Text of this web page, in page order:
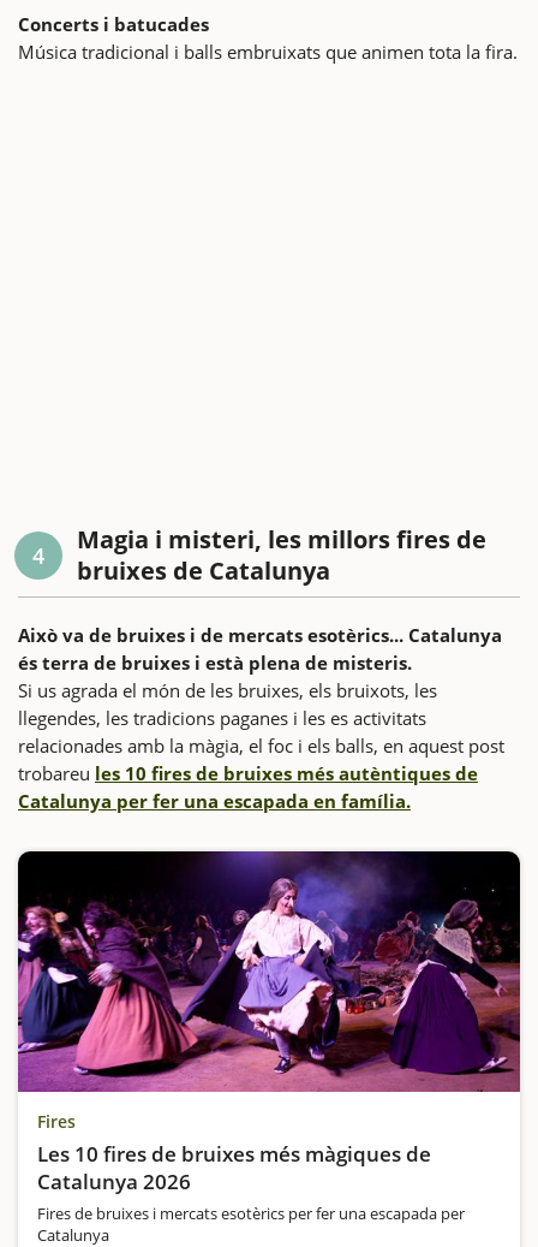
Concerts i batucades
Música tradicional i balls embruixats que animen tota la fira.
4
Magia i misteri, les millors fires de
bruixes de Catalunya
Això va de bruixes i de mercats esotèrics... Catalunya
és terra de bruixes i està plena de misteris.
Si us agrada el món de les bruixes, els bruixots, les
llegendes, les tradicions paganes i les es activitats
relacionades amb la màgia, el foc i els balls, en aquest post
trobareu les 10 fires de bruixes més autèntiques de
Catalunya per fer una escapada en família.
Fires
Les 10 fires de bruixes més màgiques de
Catalunya 2026
Fires de bruixes i mercats esotèrics per fer una escapada per
Catalunya